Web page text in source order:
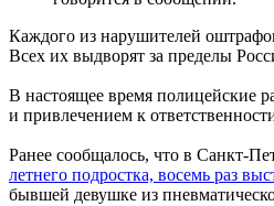
Каждого из нарушителей
Всех их выдворят за пределы
В настоящее время полицейские
и привлечением к
Ранее сообщалось, что в Санкт-
летнего подростка, восемь раз
бывшей девушке из